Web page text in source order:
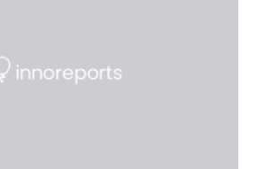
bis zum Jahr 2100